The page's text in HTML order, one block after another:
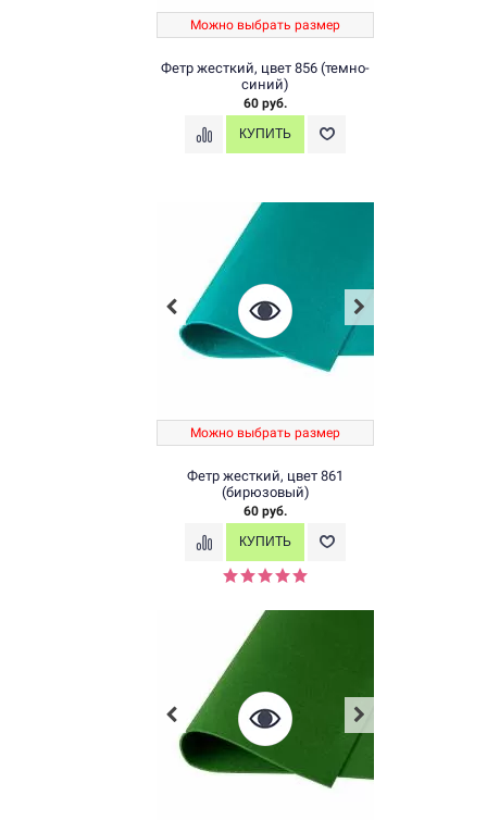
Можно выбрать размер
Фетр жесткий, цвет 856 (темно-
синий)
60 руб.
Можно выбрать размер
Фетр жесткий, цвет 861
(бирюзовый)
60 руб.